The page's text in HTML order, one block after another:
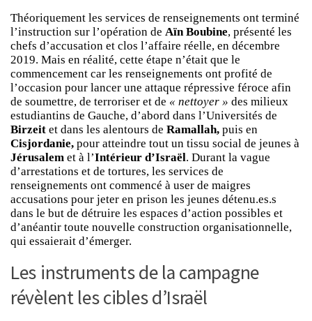
Théoriquement les services de renseignements ont terminé
l’instruction sur l’opération de Aïn Boubine, présenté les
chefs d’accusation et clos l’affaire réelle, en décembre
2019. Mais en réalité, cette étape n’était que le
commencement car les renseignements ont profité de
l’occasion pour lancer une attaque répressive féroce afin
de soumettre, de terroriser et de « nettoyer » des milieux
estudiantins de Gauche, d’abord dans l’Universités de
Birzeit et dans les alentours de Ramallah, puis en
Cisjordanie, pour atteindre tout un tissu social de jeunes à
Jérusalem et à l’Intérieur d’Israël. Durant la vague
d’arrestations et de tortures, les services de
renseignements ont commencé à user de maigres
accusations pour jeter en prison les jeunes détenu.es.s
dans le but de détruire les espaces d’action possibles et
d’anéantir toute nouvelle construction organisationnelle,
qui essaierait d’émerger.
Les instruments de la campagne
révèlent les cibles d’Israël